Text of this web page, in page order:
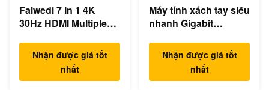
Falwedi 7 In 1 4K
30Hz HDMI Multiple
Nhận được giá tốt
nhất
Máy tính xách tay siêu
nhanh Gigabit
Docking Station
Nhận được giá tốt
nhất